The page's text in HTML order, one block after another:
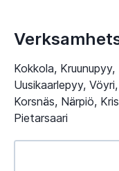
Kokkola,
Uusikaarlepyy,
Korsnäs, Närpiö,
Pietarsaari